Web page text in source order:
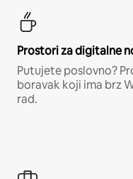
Prostori za digitalne
Putujete poslovno?
boravak koji ima brz
rad.